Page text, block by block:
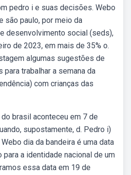
pedro i e suas decisões. Webo
são paulo, por meio da
desenvolvimento social (seds),
de 2023, em mais de 35% o.
algumas sugestões de
trabalhar a semana da
com crianças das
brasil aconteceu em 7 de
supostamente, d. Pedro i)
dia da bandeira é uma data
a identidade nacional de um
essa data em 19 de